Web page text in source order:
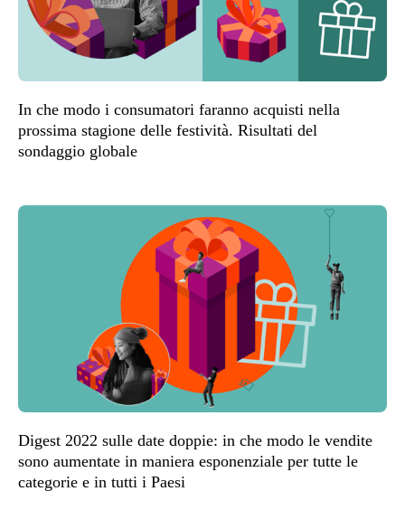
In che modo i consumatori faranno acquisti nella
prossima stagione delle festività. Risultati del
sondaggio globale
Digest 2022 sulle date doppie: in che modo le vendite
sono aumentate in maniera esponenziale per tutte le
categorie e in tutti i Paesi